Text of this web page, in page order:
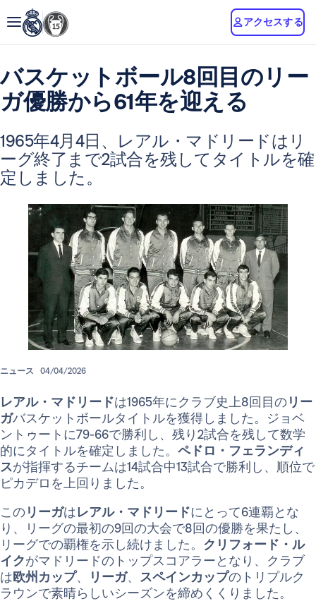
アクセスする
バスケットボール8回目のリー
ガ優勝から61年を迎える
1965年4月4日、レアル・マドリードはリ
ーグ終了まで2試合を残してタイトルを確
定しました。
ニュース 04/04/2026
レアル・マドリードは1965年にクラブ史上8回目のリー
ガバスケットボールタイトルを獲得しました。ジョベ
ントゥートに79-66で勝利し、残り2試合を残して数学
的にタイトルを確定しました。 ペドロ・フェランディ
スが指揮するチームは14試合中13試合で勝利し、順位で
ピカデロを上回りました。
このリーガはレアル・マドリードにとって6連覇とな
り、リーグの最初の9回の大会で8回の優勝を果たし、
リーグでの覇権を示し続けました。 クリフォード・ル
イクがマドリードのトップスコアラーとなり、クラブ
は欧州カップ、 リーガ、 スペインカップのトリプルク
ラウンで素晴らしいシーズンを締めくくりました。